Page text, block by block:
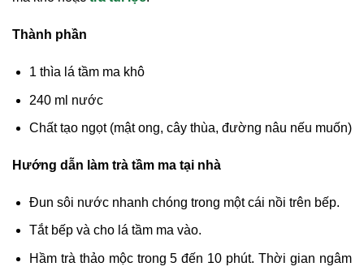
Thành phần
1 thìa lá tầm ma khô
240 ml nước
Chất tạo ngọt (mật ong, cây thùa, đường nâu nếu muốn)
Hướng dẫn làm trà tầm ma tại nhà
Đun sôi nước nhanh chóng trong một cái nồi trên bếp.
Tắt bếp và cho lá tầm ma vào.
Hầm trà thảo mộc trong 5 đến 10 phút. Thời gian ngâm